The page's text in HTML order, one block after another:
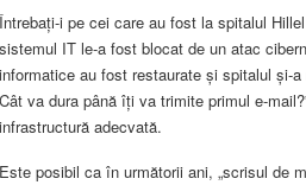
Întrebați-i pe cei care au fost la spitalul
sistemul IT le-a fost blocat de un atac
informatice au fost restaurate și spitalul și-
Cât va dura până îți va trimite primul e-
infrastructură adecvată.
Este posibil ca în următorii ani, „scrisul de